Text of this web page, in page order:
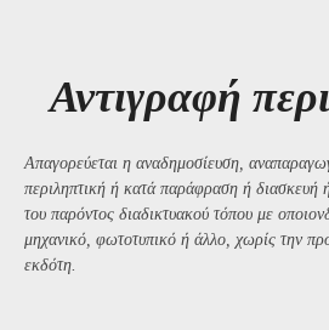
Αντιγραφή
Απαγορεύεται η αναδημοσίευση,
περιληπτική ή κατά παράφραση ή διασκευή
του παρόντος διαδικτυακού τόπου με
μηχανικό, φωτοτυπικό ή άλλο, χωρίς την
εκδότη.